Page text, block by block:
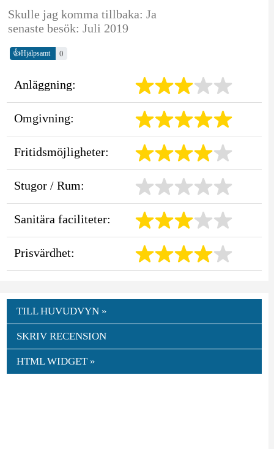
Skulle jag komma tillbaka: Ja
senaste besök: Juli 2019
👍Hjälpsamt 0
Anläggning:
Omgivning:
Fritidsmöjligheter:
Stugor / Rum:
Sanitära faciliteter:
Prisvärdhet:
TILL HUVUDVYN »
SKRIV RECENSION
HTML WIDGET »